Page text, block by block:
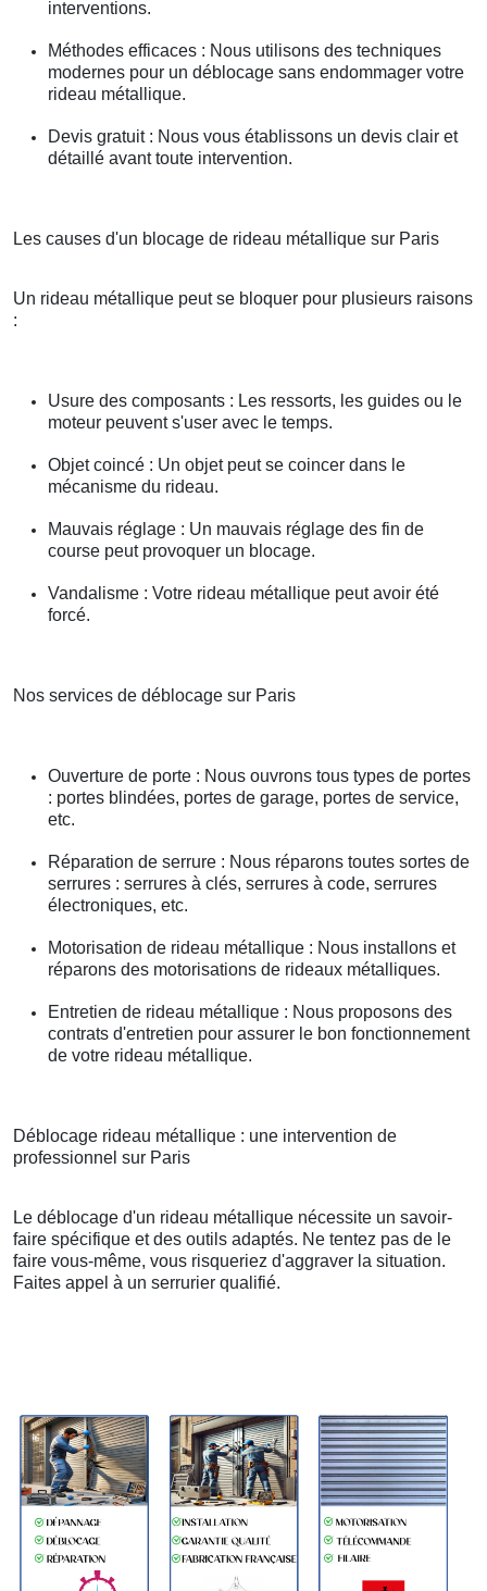
interventions.
Méthodes efficaces : Nous utilisons des techniques
modernes pour un déblocage sans endommager votre
rideau métallique.
Devis gratuit : Nous vous établissons un devis clair et
détaillé avant toute intervention.
Les causes d'un blocage de rideau métallique sur Paris
Un rideau métallique peut se bloquer pour plusieurs raisons
:
Usure des composants : Les ressorts, les guides ou le
moteur peuvent s'user avec le temps.
Objet coincé : Un objet peut se coincer dans le
mécanisme du rideau.
Mauvais réglage : Un mauvais réglage des fin de
course peut provoquer un blocage.
Vandalisme : Votre rideau métallique peut avoir été
forcé.
Nos services de déblocage sur Paris
Ouverture de porte : Nous ouvrons tous types de portes
: portes blindées, portes de garage, portes de service,
etc.
Réparation de serrure : Nous réparons toutes sortes de
serrures : serrures à clés, serrures à code, serrures
électroniques, etc.
Motorisation de rideau métallique : Nous installons et
réparons des motorisations de rideaux métalliques.
Entretien de rideau métallique : Nous proposons des
contrats d'entretien pour assurer le bon fonctionnement
de votre rideau métallique.
Déblocage rideau métallique : une intervention de
professionnel sur Paris
Le déblocage d'un rideau métallique nécessite un savoir-
faire spécifique et des outils adaptés. Ne tentez pas de le
faire vous-même, vous risqueriez d'aggraver la situation.
Faites appel à un serrurier qualifié.